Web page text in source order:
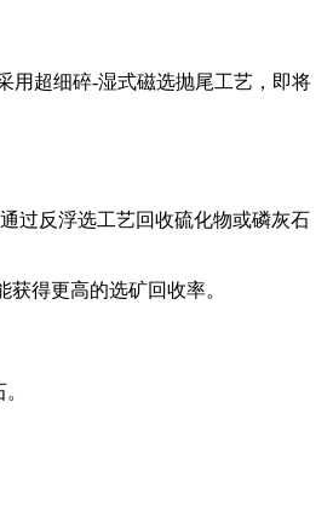
用超细碎-湿式磁选抛尾工艺，即将
过反浮选工艺回收硫化物或磷灰石
得更高的选矿回收率。